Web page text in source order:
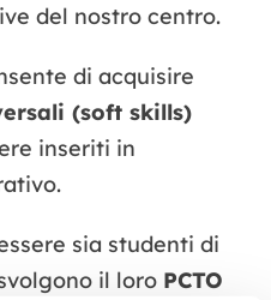
del nostro centro.
di acquisire
(soft skills)
inseriti in
sia studenti di
il loro PCTO